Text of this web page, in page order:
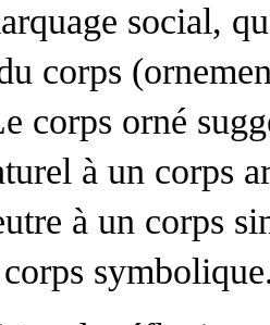
social,
corps
corps orné
à un corps
à un corps